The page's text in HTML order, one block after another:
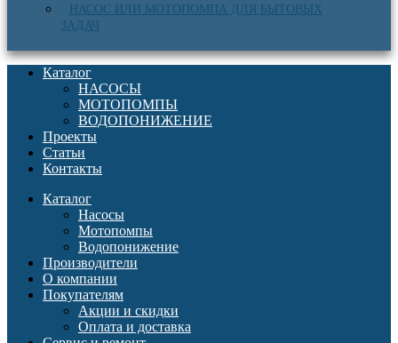
НАСОС ИЛИ МОТОПОМПА ДЛЯ БЫТОВЫХ
ЗАДАЧ
Каталог
НАСОСЫ
МОТОПОМПЫ
ВОДОПОНИЖЕНИЕ
Проекты
Статьи
Контакты
Каталог
Насосы
Мотопомпы
Водопонижение
Производители
О компании
Покупателям
Акции и скидки
Оплата и доставка